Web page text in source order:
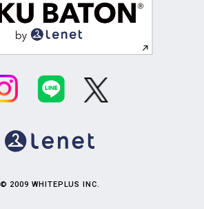
© 2009 WHITEPLUS INC.